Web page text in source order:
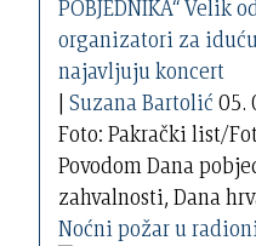
| Suzana Bartolić 05.
Foto: Pakrački list/
Povodom Dana
zahvalnosti, Dana
Noćni požar u